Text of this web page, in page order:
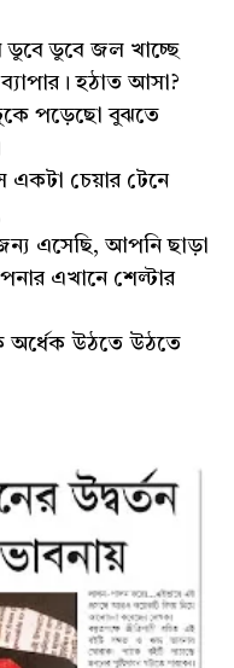
ডুবে ডুবে জল খাচ্ছে
হঠাত আসা?
পড়েছো বুঝতে
একটা চেয়ার টেনে
এসেছি, আপনি ছাড়া
এখানে শেল্টার
অর্ধেক উঠতে উঠতে